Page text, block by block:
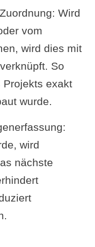
Wird
vom
wird dies mit
So
Projekts exakt
wurde.
wird
nächste